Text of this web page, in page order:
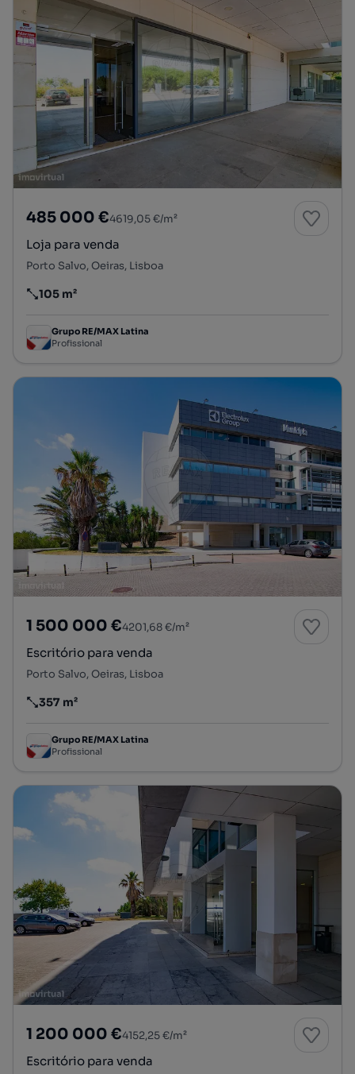
485 000 €4619,05 €/m²
Loja para venda
Porto Salvo, Oeiras, Lisboa
Preço por metro quadrado
105 m²
Grupo RE/MAX Latina
Profissional
1 500 000 €4201,68 €/m²
Escritório para venda
Porto Salvo, Oeiras, Lisboa
Preço por metro quadrado
357 m²
Grupo RE/MAX Latina
Profissional
1 200 000 €4152,25 €/m²
Escritório para venda